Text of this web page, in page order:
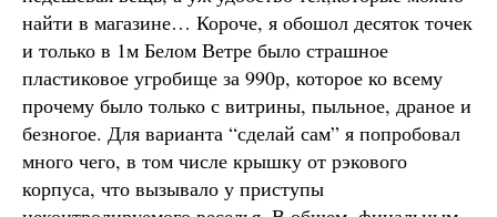
найти в магазине… Короче, я обошол десяток точек
и только в 1м Белом Ветре было страшное
пластиковое угробище за 990р, которое ко всему
прочему было только с витрины, пыльное, драное и
безногое. Для варианта “сделай сам” я попробовал
много чего, в том числе крышку от рэкового
корпуса, что вызывало у приступы